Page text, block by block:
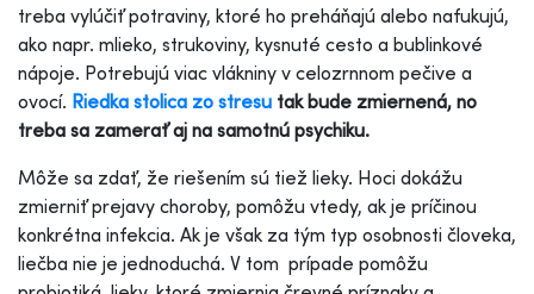
treba vylúčiť potraviny, ktoré ho preháňajú alebo nafukujú,
ako napr. mlieko, strukoviny, kysnuté cesto a bublinkové
nápoje. Potrebujú viac vlákniny v celozrnnom pečive a
ovocí. Riedka stolica zo stresu tak bude zmiernená, no
treba sa zamerať aj na samotnú psychiku.
Môže sa zdať, že riešením sú tiež lieky. Hoci dokážu
zmierniť prejavy choroby, pomôžu vtedy, ak je príčinou
konkrétna infekcia. Ak je však za tým typ osobnosti človeka,
liečba nie je jednoduchá. V tom prípade pomôžu